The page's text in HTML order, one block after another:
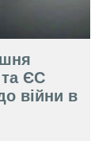
ЄС
війни в